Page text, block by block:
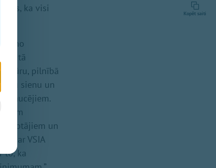
ka visi
no
tā
pilnībā
sienu un
un
ar VSIA
to, ka
Kopēt saiti